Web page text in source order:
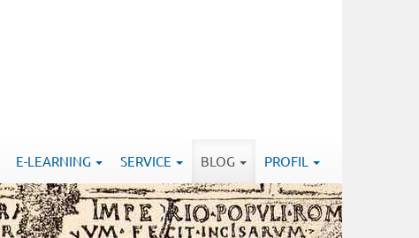
E-LEARNING SERVICE BLOG PROFIL